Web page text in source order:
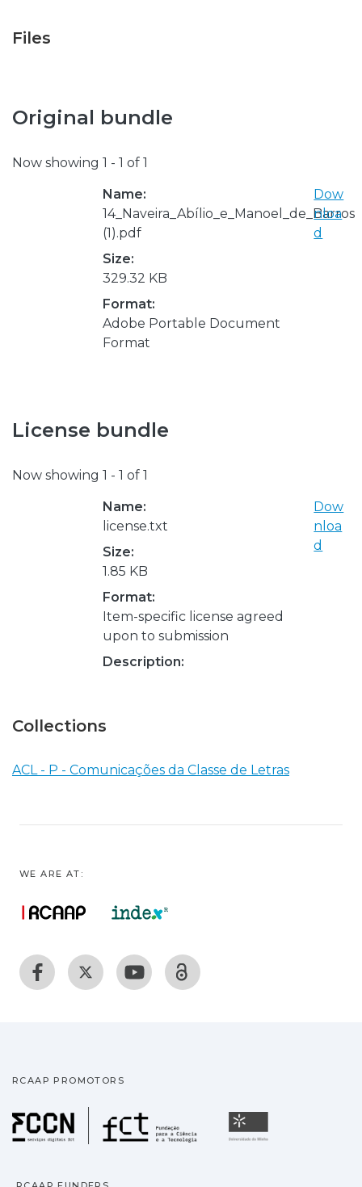
Files
Original bundle
Now showing 1 - 1 of 1
Name:
14_Naveira_Abílio_e_Manoel_de_Barros
(1).pdf
Size:
329.32 KB
Format:
Adobe Portable Document
Format
Dow
nloa
d
License bundle
Now showing 1 - 1 of 1
Name:
license.txt
Size:
1.85 KB
Format:
Item-specific license agreed
upon to submission
Description:
Dow
nloa
d
Collections
ACL - P - Comunicações da Classe de Letras
WE ARE AT:
RCAAP PROMOTORS
Fundação para a